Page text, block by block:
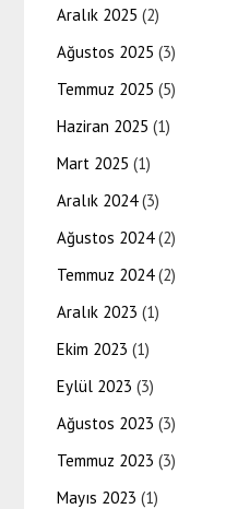
Aralık 2025 (2)
Ağustos 2025 (3)
Temmuz 2025 (5)
Haziran 2025 (1)
Mart 2025 (1)
Aralık 2024(3)
Ağustos 2024(2)
Temmuz 2024(2)
Aralık 2023 (1)
Ekim 2023 (1)
Eylül 2023 (3)
Ağustos 2023 (3)
Temmuz 2023 (3)
Mayıs 2023 (1)